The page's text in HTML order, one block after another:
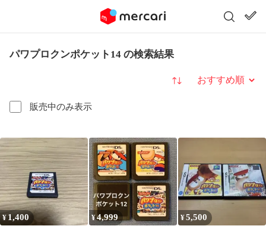
パワプロクンポケット14 の検索結果
販売中のみ表示
並び替え
¥ 1,400 ¥4,999 ¥5,500